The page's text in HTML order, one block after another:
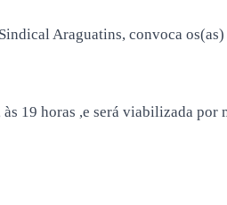
Araguatins, convoca
19 horas ,e será viabilizada por